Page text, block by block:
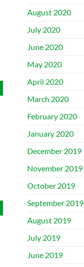
August 2020
July 2020
June 2020
May 2020
April 2020
March 2020
February 2020
January 2020
December 2019
November 2019
October 2019
September 2019
August 2019
July 2019
June 2019